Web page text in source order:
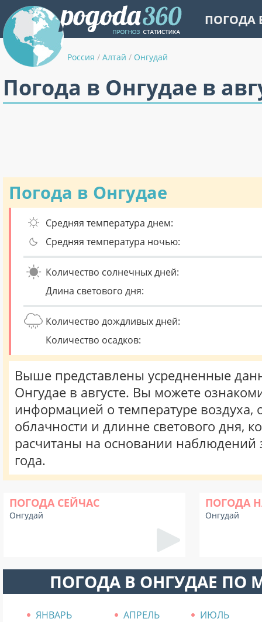
ПОГОДА
Россия / Алтай / Онгудай
Погода в Онгудае в
Погода в Онгудае
Средняя температура днем:
Средняя температура ночью:
Количество солнечных дней:
Длина светового дня:
Количество дождливых дней:
Количество осадков:
Выше представлены усредненные
Онгудае в августе. Вы можете
информацией о температуре воздуха,
облачности и длинне светового дня,
расчитаны на основании наблюдений
года.
ПОГОДА СЕЙЧАС
Онгудай
ПОГОДА
Онгудай
ПОГОДА В ОНГУДАЕ ПО
ЯНВАРЬ АПРЕЛЬ
ИЮЛЬ